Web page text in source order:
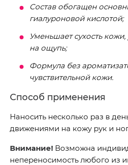
Состав обогащен
гиалуроновой кислотой;
Уменьшает сухость
на ощупь;
Формула без
чувствительной кожи.
Способ применения
Наносить несколько раз в
движениями на кожу рук и
Внимание! Возможна
непереносимость любого из